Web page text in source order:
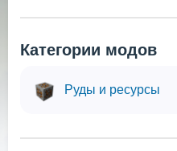
Категории модов
Руды и ресурсы